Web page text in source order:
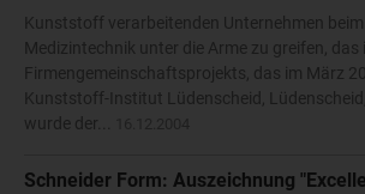
Kunststoff verarbeitenden Unternehmen
Medizintechnik unter die Arme zu greifen, das
Firmengemeinschaftsprojekts, das im März
Kunststoff-Institut Lüdenscheid,
wurde der...
Schneider Form: Auszeichnung